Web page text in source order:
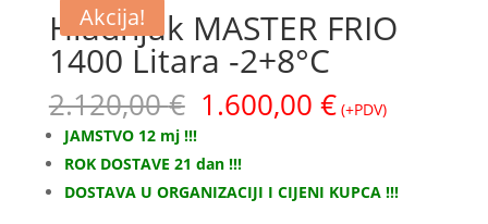
Akcija!
Hladnjak MASTER FRIO
1400 Litara -2+8°C
2.120,00€ Izvorna
cijena
bila
je:
2.120,00 €.
1.600,00 €Trenutna
cijena
1.600,00 €.
(+PDV)
JAMSTVO 12 mj !!!
ROK DOSTAVE 21 dan !!!
DOSTAVA U ORGANIZACIJI I CIJENI KUPCA !!!